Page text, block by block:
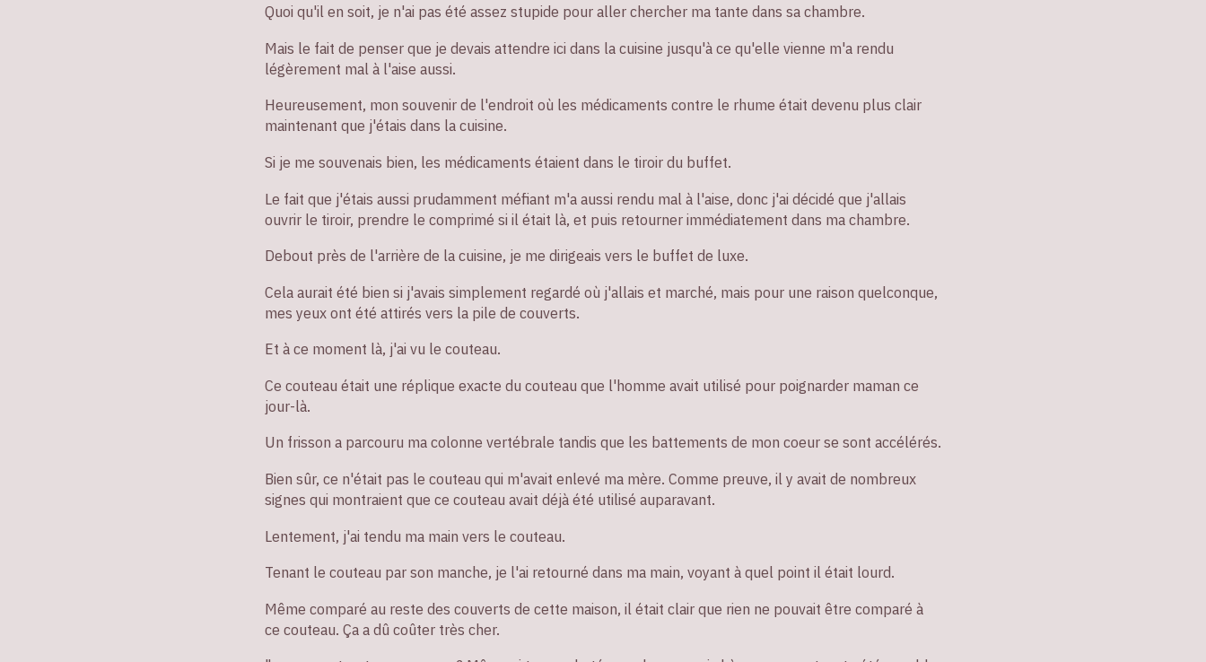
Quoi qu'il en soit, je n'ai pas été assez stupide pour aller chercher ma tante dans sa chambre.
Mais le fait de penser que je devais attendre ici dans la cuisine jusqu'à ce qu'elle vienne m'a rendu
légèrement mal à l'aise aussi.
Heureusement, mon souvenir de l'endroit où les médicaments contre le rhume était devenu plus clair
maintenant que j'étais dans la cuisine.
Si je me souvenais bien, les médicaments étaient dans le tiroir du buffet.
Le fait que j'étais aussi prudamment méfiant m'a aussi rendu mal à l'aise, donc j'ai décidé que j'allais
ouvrir le tiroir, prendre le comprimé si il était là, et puis retourner immédiatement dans ma chambre.
Debout près de l'arrière de la cuisine, je me dirigeais vers le buffet de luxe.
Cela aurait été bien si j'avais simplement regardé où j'allais et marché, mais pour une raison quelconque,
mes yeux ont été attirés vers la pile de couverts.
Et à ce moment là, j'ai vu le couteau.
Ce couteau était une réplique exacte du couteau que l'homme avait utilisé pour poignarder maman ce
jour-là.
Un frisson a parcouru ma colonne vertébrale tandis que les battements de mon coeur se sont accélérés.
Bien sûr, ce n'était pas le couteau qui m'avait enlevé ma mère. Comme preuve, il y avait de nombreux
signes qui montraient que ce couteau avait déjà été utilisé auparavant.
Lentement, j'ai tendu ma main vers le couteau.
Tenant le couteau par son manche, je l'ai retourné dans ma main, voyant à quel point il était lourd.
Même comparé au reste des couverts de cette maison, il était clair que rien ne pouvait être comparé à
ce couteau. Ça a dû coûter très cher.